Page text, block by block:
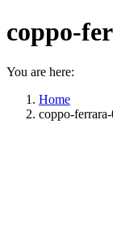
coppo-
You are here:
Home
coppo-